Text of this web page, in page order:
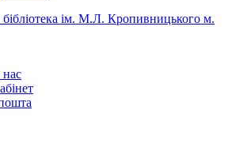
бібліотека ім. М.Л. Кропивницького м.
нас